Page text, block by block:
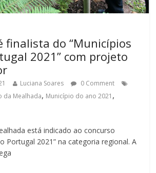
finalista do “Municípios
2021” com projeto
Luciana Soares
0 Comment
da Mealhada, Município do ano 2021 ,
está indicado ao concurso
Portugal 2021” na categoria regional. A